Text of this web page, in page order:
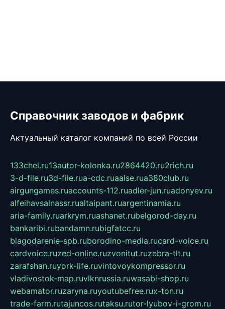
Справочник заводов и фабрик
Актуальный каталог компаний по всей России
133chel.ru13autor-kolonka.ru2864420.ru2rich.ru
3-d-file.ru3d-file.rua-cdc.ruaalse.rua380club.ru
airgungames.ruaccounts-112.ruadler-jun.ruadonyev.ru
alfeihavsalnassr.rualtaipant.ruargentinamia.ru
aria-family.ruarkrym.ruashanet.rubelgorod-day.ru
bankaribi.rubandamn.rubigfatcc.ru
blagodarenie-spb.ruborodino-media.rucard-voice.ru
cardvoice.ruzed-online.ruzvonitut.ruzebra-tlt.ru
zarafshan.ruyork-life.ruvintovoykompressor.ru
vladivostok-map.ruvlknrussia.ruwasabi-shop.ru
webamator.ruzaryna.ruyoutubefree.rux-ton.ru
trade-farm.rutajuncos.rutaksu.rutor-lyubov-i-grom.ru